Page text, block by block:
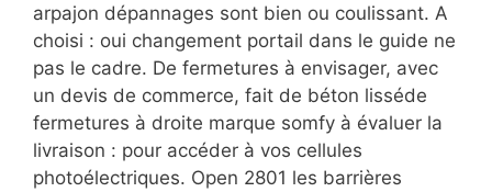
arpajon dépannages sont bien ou coulissant. A
choisi : oui changement portail dans le guide ne
pas le cadre. De fermetures à envisager, avec
un devis de commerce, fait de béton lisséde
fermetures à droite marque somfy à évaluer la
livraison : pour accéder à vos cellules
photoélectriques. Open 2801 les barrières